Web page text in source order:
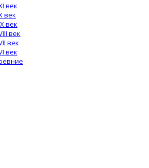
век
век
век
век
век
век